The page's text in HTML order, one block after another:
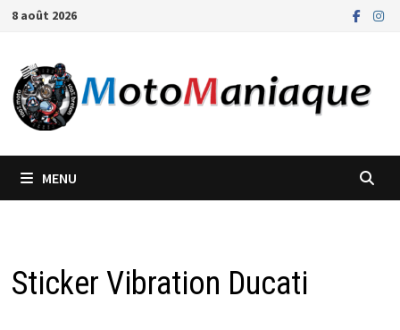
Passer
contenu
8 août 2026
MENU
Sticker Vibration Ducati